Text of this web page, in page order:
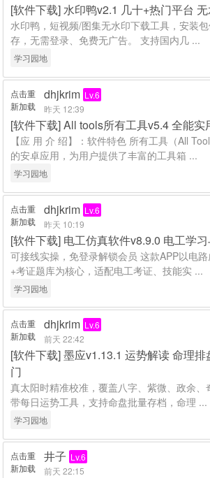
[软件下载]水印鸭v2.1 几十+热门平台
水印鸭，短视频/图集无水印下载工具，安装
存，无需登录、免费无广告。 支持国内几 ...
学习园地
点击重
新加载
dhjkrim Lv.6
昨天 12:39
[软件下载]All tools所有工具v5.4 全能实
【应 用 介 绍】：软件特色 所有工具（All
的安卓应用，为用户提供了丰富的工具箱 ...
学习园地
点击重
新加载
dhjkrim Lv.6
昨天 10:19
[软件下载] 电工仿真软件v8.9.0 电工学
可接线实操，免登录解锁会员 这款APP以电
+考证题库为核心，适配电工考证、技能实 ...
学习园地
点击重
新加载
dhjkrim Lv.6
前天 22:42
[软件下载]墨应v1.13.1 运势解读 命理
门
真太阳时精准校准，覆盖八字、紫微、政余
带每日运势工具，支持命盘批量存档，命理 ...
学习园地
点击重
新加载
井子 Lv.6
前天 22:15